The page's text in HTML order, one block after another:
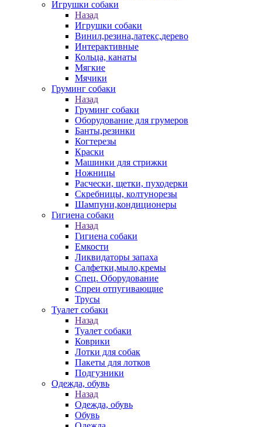
Игрушки собаки
Назад
Игрушки собаки
Винил,резина,латекс,дерево
Интерактивные
Кольца, канаты
Мягкие
Мячики
Груминг собаки
Назад
Груминг собаки
Оборудование для грумеров
Банты,резинки
Когтерезы
Краски
Машинки для стрижки
Ножницы
Расчески, щетки, пуходерки
Скребницы, колтунорезы
Шампуни,кондиционеры
Гигиена собаки
Назад
Гигиена собаки
Емкости
Ликвидаторы запаха
Салфетки,мыло,кремы
Спец. Оборудование
Спреи отпугивающие
Трусы
Туалет собаки
Назад
Туалет собаки
Коврики
Лотки для собак
Пакеты для лотков
Подгузники
Одежда, обувь
Назад
Одежда, обувь
Обувь